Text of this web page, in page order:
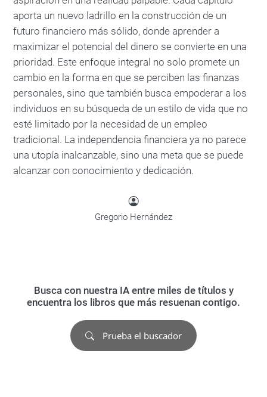
aporta un nuevo ladrillo en la construcción de un
futuro financiero más sólido, donde aprender a
maximizar el potencial del dinero se convierte en una
prioridad. Este enfoque integral no solo promete un
cambio en la forma en que se perciben las finanzas
personales, sino que también busca empoderar a los
individuos en su búsqueda de un estilo de vida que no
esté limitado por la necesidad de un empleo
tradicional. La independencia financiera ya no parece
una utopía inalcanzable, sino una meta que se puede
alcanzar con conocimiento y dedicación.
Gregorio Hernández
Busca con nuestra IA entre miles de títulos y
encuentra los libros que más resuenan contigo.
Prueba el buscador